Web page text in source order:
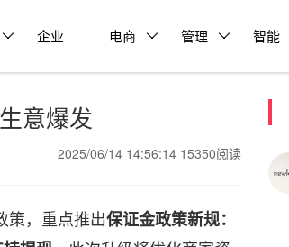
企业 电商 管理 智能
意爆发
2025/06/14 14:56:14 15350阅读
策，重点推出保证金政策新规：